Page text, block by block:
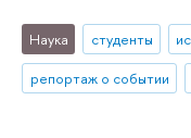
Наука студенты
репортаж о событии